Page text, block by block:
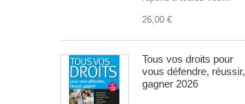
26,00 €
Tous vos droits pour
vous défendre, réussir,
gagner 2026